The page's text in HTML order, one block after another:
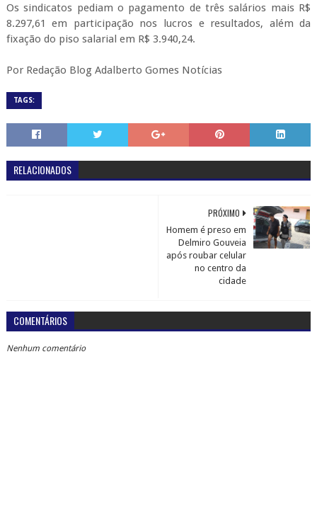
Os sindicatos pediam o pagamento de três salários mais R$
8.297,61 em participação nos lucros e resultados, além da
fixação do piso salarial em R$ 3.940,24.
Por Redação Blog Adalberto Gomes Notícias
TAGS:
RELACIONADOS
PRÓXIMO
Homem é preso em
Delmiro Gouveia
após roubar celular
no centro da
cidade
COMENTÁRIOS
Nenhum comentário